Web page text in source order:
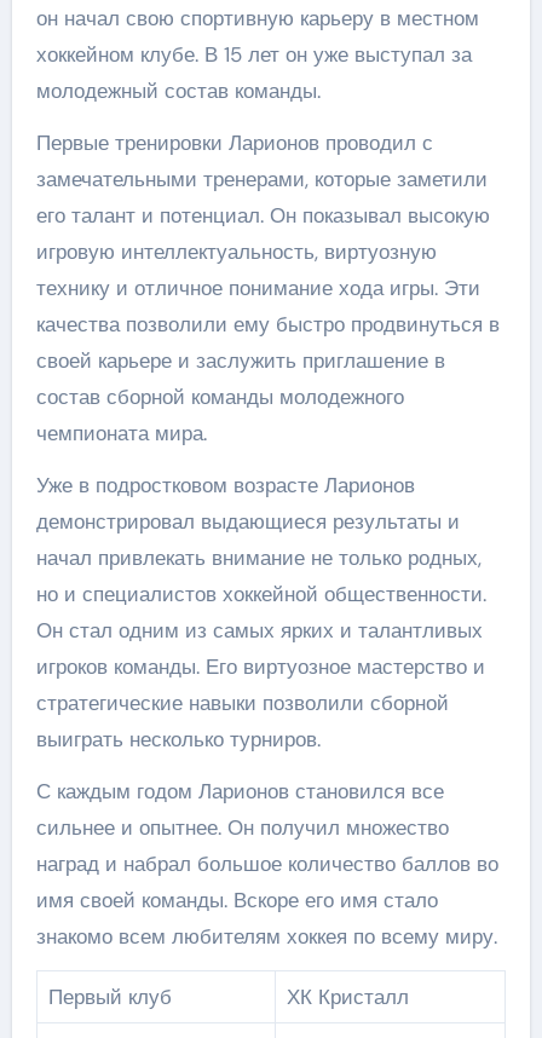
он начал свою спортивную карьеру в местном
хоккейном клубе. В 15 лет он уже выступал за
молодежный состав команды.
Первые тренировки Ларионов проводил с
замечательными тренерами, которые заметили
его талант и потенциал. Он показывал высокую
игровую интеллектуальность, виртуозную
технику и отличное понимание хода игры. Эти
качества позволили ему быстро продвинуться в
своей карьере и заслужить приглашение в
состав сборной команды молодежного
чемпионата мира.
Уже в подростковом возрасте Ларионов
демонстрировал выдающиеся результаты и
начал привлекать внимание не только родных,
но и специалистов хоккейной общественности.
Он стал одним из самых ярких и талантливых
игроков команды. Его виртуозное мастерство и
стратегические навыки позволили сборной
выиграть несколько турниров.
С каждым годом Ларионов становился все
сильнее и опытнее. Он получил множество
наград и набрал большое количество баллов во
имя своей команды. Вскоре его имя стало
знакомо всем любителям хоккея по всему миру.
Первый клуб
ХК Кристалл